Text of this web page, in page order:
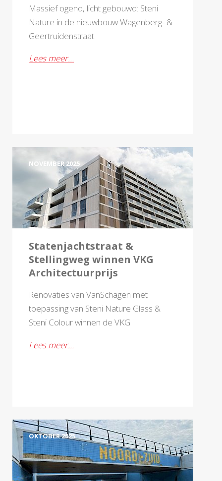
Massief ogend, licht gebouwd: Steni
Nature in de nieuwbouw Wagenberg- &
Geertruidenstraat.
Lees meer…
NOVEMBER 2025
Statenjachtstraat &
Stellingweg winnen VKG
Architectuurprijs
Renovaties van VanSchagen met
toepassing van Steni Nature Glass &
Steni Colour winnen de VKG
Utrecht.
Lees meer…
OKTOBER 2025